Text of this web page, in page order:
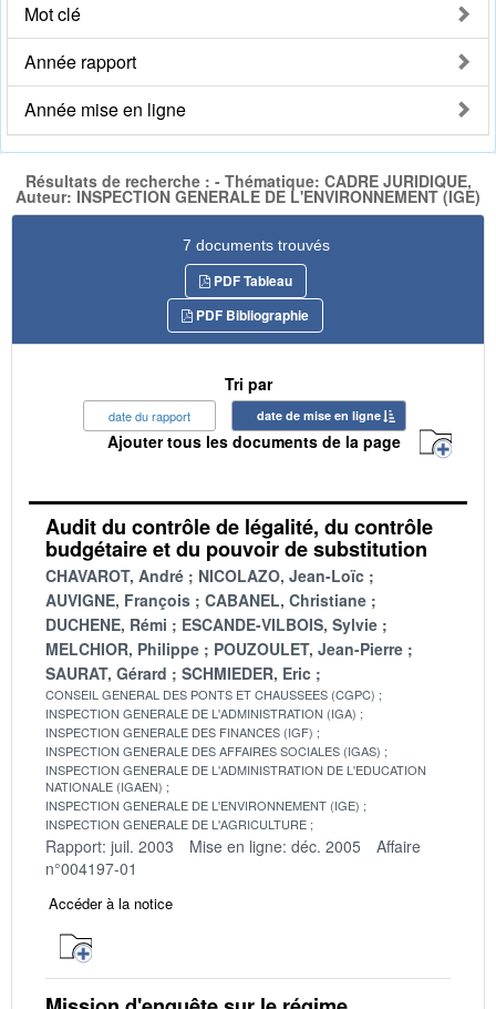
Mot clé
Année rapport
Année mise en ligne
Résultats de recherche : - Thématique: CADRE JURIDIQUE,
Auteur: INSPECTION GENERALE DE L'ENVIRONNEMENT (IGE)
7 documents trouvés
PDF Tableau
PDF Bibliographie
Tri par
date du rapport date de mise en ligne
Ajouter tous les documents de la page
Audit du contrôle de légalité, du contrôle
budgétaire et du pouvoir de substitution
CHAVAROT, André
NICOLAZO, Jean-Loïc
AUVIGNE, François
CABANEL, Christiane
DUCHENE, Rémi
ESCANDE-VILBOIS, Sylvie
MELCHIOR, Philippe
POUZOULET, Jean-Pierre
SAURAT, Gérard
SCHMIEDER, Eric
CONSEIL GENERAL DES PONTS ET CHAUSSEES (CGPC)
INSPECTION GENERALE DE L'ADMINISTRATION (IGA)
INSPECTION GENERALE DES FINANCES (IGF)
INSPECTION GENERALE DES AFFAIRES SOCIALES (IGAS)
INSPECTION GENERALE DE L'ADMINISTRATION DE L'EDUCATION
NATIONALE (IGAEN)
INSPECTION GENERALE DE L'ENVIRONNEMENT (IGE)
INSPECTION GENERALE DE L'AGRICULTURE
Rapport: juil. 2003 Mise en ligne: déc. 2005
Affaire
n°004197-01
Accéder à la notice